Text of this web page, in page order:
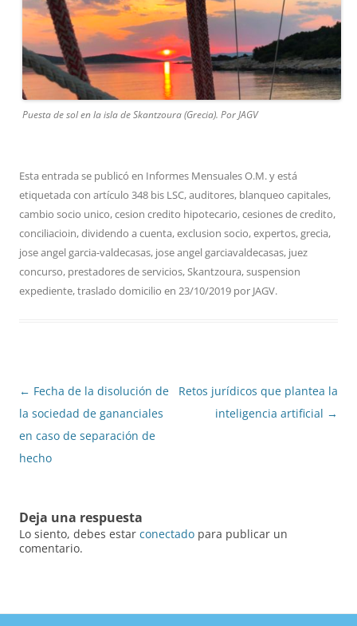
Puesta de sol en la isla de Skantzoura (Grecia). Por JAGV
Esta entrada se publicó en Informes Mensuales O.M.y está
etiquetada con artículo 348 bis LSC,auditores, blanqueo capitales,
cambio socio unico,cesion credito hipotecario,cesiones de credito,
conciliacioin,dividendo a cuenta,exclusion socio,expertos,grecia,
jose angel garcia-valdecasas, jose angel garciavaldecasas, juez
concurso, prestadores de servicios,Skantzoura,suspension
expediente,traslado domicilio en 23/10/2019 por JAGV.
Navegación
de
entradas
← Fecha de la disolución de
la sociedad de gananciales
en caso de separación de
hecho
Retos jurídicos que plantea la
inteligencia artificial →
Deja una respuesta
Lo siento, debes estar conectado para publicar un
comentario.